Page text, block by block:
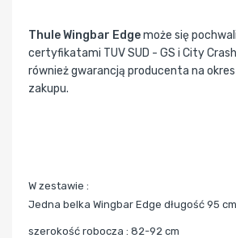
Thule Wingbar Edgemoże się
certyfikatami TUV SUD - GS i City
również gwarancją producenta na
zakupu.
W zestawie :
Jedna belka Wingbar Edge długość 95 cm
szerokość robocza : 82-92 cm